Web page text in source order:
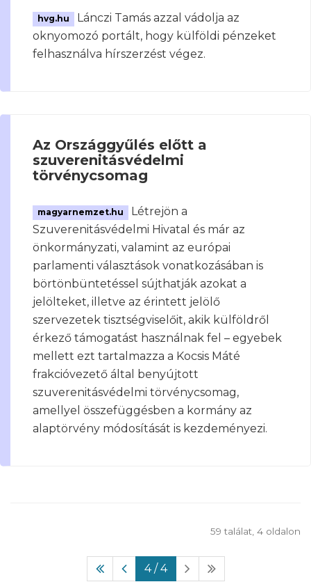
hvg.hu
Lánczi Tamás azzal vádolja az
oknyomozó portált, hogy külföldi pénzeket
felhasználva hírszerzést végez.
Az Országgyűlés előtt a
szuverenitásvédelmi
törvénycsomag
magyarnemzet.hu
Létrejön a
Szuverenitásvédelmi Hivatal és már az
önkormányzati, valamint az európai
parlamenti választások vonatkozásában is
börtönbüntetéssel sújthatják azokat a
jelölteket, illetve az érintett jelölő
szervezetek tisztségviselőit, akik külföldről
érkező támogatást használnak fel – egyebek
mellett ezt tartalmazza a Kocsis Máté
frakcióvezető által benyújtott
szuverenitásvédelmi törvénycsomag,
amellyel összefüggésben a kormány az
alaptörvény módosítását is kezdeményezi.
59 találat, 4 oldalon
4/ 4